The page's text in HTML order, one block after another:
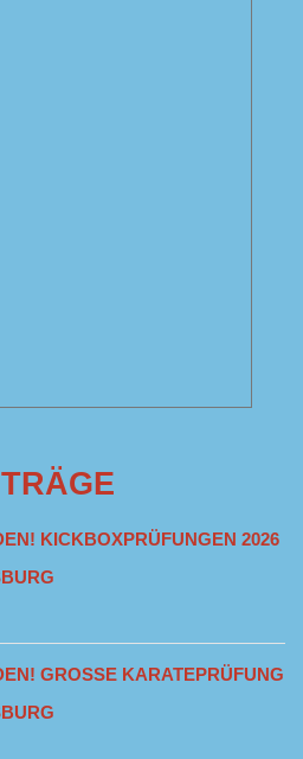
KICKBOXPRÜFUNGEN 2026
GROSSE KARATEPRÜFUNG B